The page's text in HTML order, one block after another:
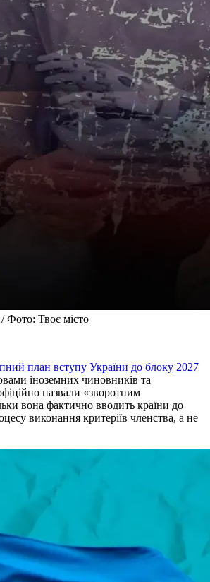
Фото: Твоє місто
план вступу України до блоку 2027
іноземних чиновників та
назвали «зворотним
вона фактично вводить країни до
виконання критеріїв членства, а не